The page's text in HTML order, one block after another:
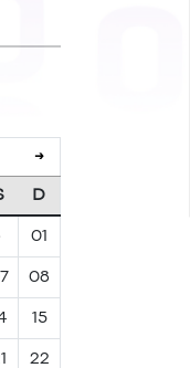
→
D
01
08
15
22